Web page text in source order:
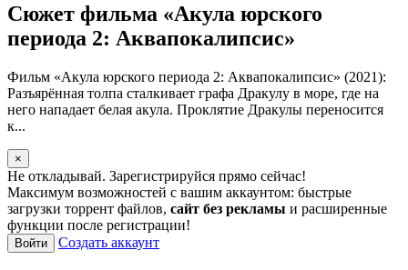
Сюжет фильма «Акула юрского
периода 2: Аквапокалипсис»
Фильм «Акула юрского периода 2: Аквапокалипсис» (2021):
Разъярённая толпа сталкивает графа Дракулу в море, где на
него нападает белая акула. Проклятие Дракулы переносится
к...
×
Не откладывай. Зарегистрируйся прямо сейчас!
Максимум возможностей с вашим аккаунтом: быстрые
загрузки торрент файлов, сайт без рекламы и расширенные
функции после регистрации!
Войти Создать аккаунт